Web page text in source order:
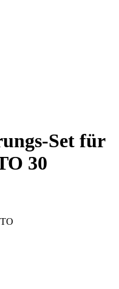
Set für
30